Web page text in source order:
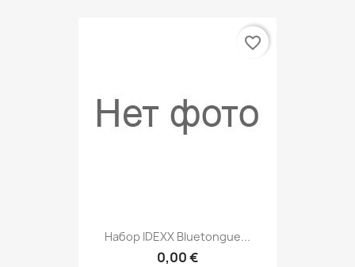
Набор IDEXX Bluetongue...
0,00 €
favorite_border